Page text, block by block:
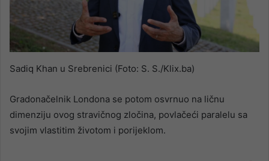
Sadiq Khan u Srebrenici (Foto: S. S./Klix.ba)
Gradonačelnik Londona se potom osvrnuo na ličnu
dimenziju ovog stravičnog zločina, povlačeći paralelu sa
svojim vlastitim životom i porijeklom.